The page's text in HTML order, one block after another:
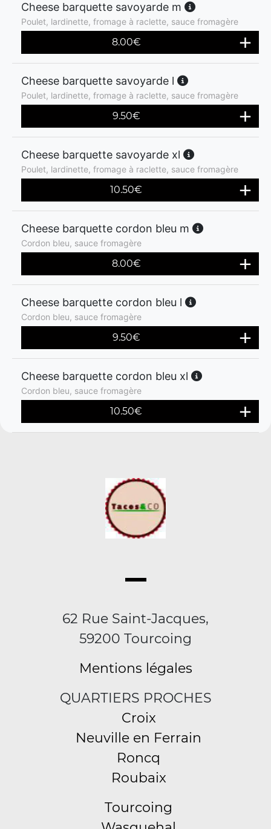
Cheese barquette savoyarde m
Poulet, lardinette, fromage à raclette, sauce fromagère
8.00€
Cheese barquette savoyarde l
Poulet, lardinette, fromage à raclette, sauce fromagère
9.50€
Cheese barquette savoyarde xl
Poulet, lardinette, fromage à raclette, sauce fromagère
10.50€
Cheese barquette cordon bleu m
Cordon bleu, sauce fromagère
8.00€
Cheese barquette cordon bleu l
Cordon bleu, sauce fromagère
9.50€
Cheese barquette cordon bleu xl
Cordon bleu, sauce fromagère
10.50€
62 Rue Saint-Jacques,
59200 Tourcoing
Mentions légales
QUARTIERS PROCHES
Croix
Neuville en Ferrain
Roncq
Roubaix
Tourcoing